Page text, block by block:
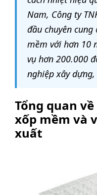
Nam, Công ty
đầu chuyên
mềm với hơn 10
vụ hơn 200.000
nghiệp xây
Tổng quan
xốp mềm và
xuất